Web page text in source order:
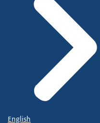
English